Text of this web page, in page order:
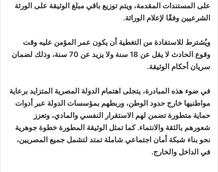
على المستندات المقدمة، ويتم توزيع باقي مبلغ الوثيقة على الورثة
الشرعيين وفقًا لإعلام الوراثة.
ويُشترط للاستفادة من التغطية أن يكون عمر المؤمن عليه وقت
وقوع الحادث لا يقل عن 18 سنة ولا يزيد عن 70 سنة، وذلك لضمان
سريان أحكام الوثيقة.
في ضوء هذه المبادرة، يتجلى اهتمام الدولة المصرية المتزايد برعاية
مواطنيها خارج حدود الوطن، وربطهم بمؤسسات الدولة عبر أدوات
حماية متطورة تضمن لهم الاستقرار النفسي والمادي، وتعزز
شعورهم بالثقة والانتماء. كما تمثل الوثيقة المطورة خطوة جوهرية
نحو بناء شبكة أمان اجتماعي شاملة تمتد لتشمل جميع المصريين،
في الداخل والخارج.